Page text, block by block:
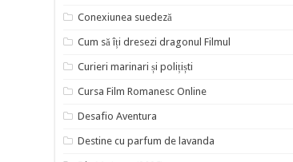
Conexiunea suedeză
Cum să îți dresezi dragonul Filmul
Curieri marinari și polițiști
Cursa Film Romanesc Online
Desafio Aventura
Destine cu parfum de lavanda